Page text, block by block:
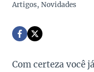
Artigos, Novidades
Com certeza você